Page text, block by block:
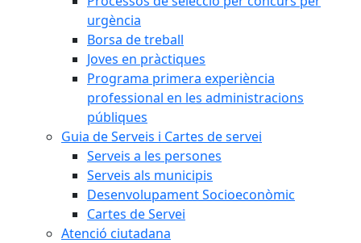
urgència
Borsa de treball
Joves en pràctiques
Programa primera experiència
professional en les administracions
públiques
Guia de Serveis i Cartes de servei
Serveis a les persones
Serveis als municipis
Desenvolupament Socioeconòmic
Cartes de Servei
Atenció ciutadana